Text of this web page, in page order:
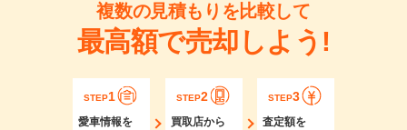
複数の見積もりを比較して
最高額で売却しよう!
STEP1
愛車情報を
STEP2
買取店から
STEP3
査定額を